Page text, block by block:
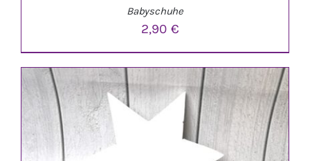
Babyschuhe
2,90€